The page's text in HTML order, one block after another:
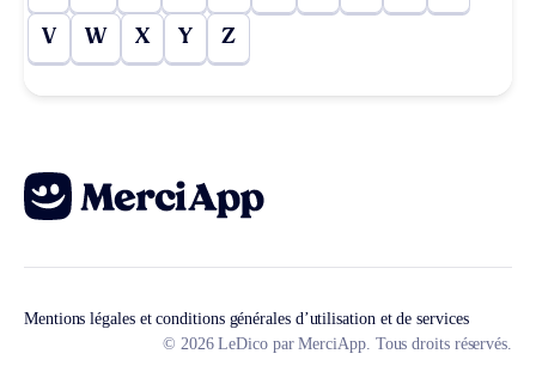
V W X Y Z
Mentions légales et conditions générales d’utilisation et de services
© 2026 LeDico par MerciApp. Tous droits réservés.